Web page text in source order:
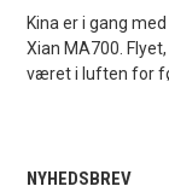
Kina er i gang
Xian MA700.
været i luften for
NYHEDSBREV